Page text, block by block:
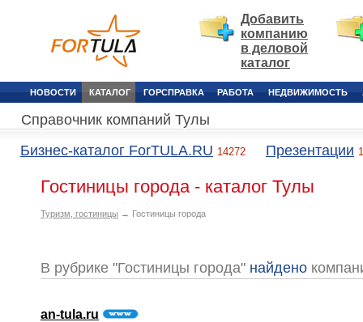
Добавить
компанию
в деловой
каталог
НОВОСТИ КАТАЛОГ ГОРСПРАВКА РАБОТА НЕДВИЖИМОСТЬ
Справочник компаний Тулы
Бизнес-каталог ForTULA.RU 14272 Презентации
Гостиницы города - каталог Тулы
Туризм, гостиницы → Гостиницы города
В рубрике "Гостиницы города" найдено
an-tula.ru